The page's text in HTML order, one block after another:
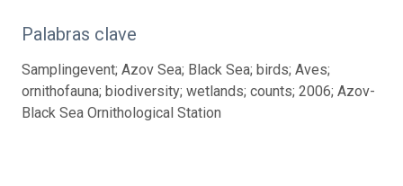
Palabras clave
Samplingevent; Azov Sea; Black Sea; birds; Aves;
ornithofauna; biodiversity; wetlands; counts; 2006; Azov-
Black Sea Ornithological Station